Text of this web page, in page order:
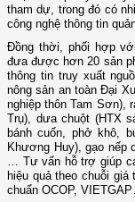
tham dự, trong đó có
công nghệ thông tin
Đồng thời, phối hợp
đưa được hơn 20 sản
thông tin truy xuất
nông sản an toàn Đại
nghiệp thôn Tam Sơn),
Trụ), dưa chuột (HTX
bánh cuốn, phở khô,
Khương Huy), gạo nếp
… Tư vấn hỗ trợ giúp
hiệu quả theo chuỗi
chuẩn OCOP,